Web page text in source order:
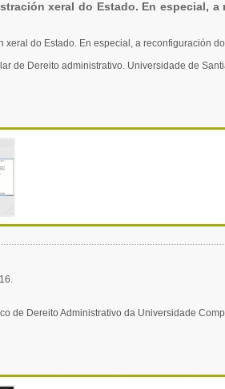
xeral do Estado. En especial,
xeral do Estado. En especial, a reconfiguración
de Dereito administrativo. Universidade de
de Dereito Administrativo da Universidade